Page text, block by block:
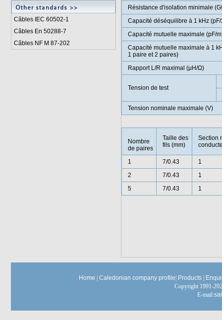
Câbles IEC 60502-1
Câbles En 50288-7
Câbles NF M 87-202
Résistance d'isolation minimale
Capacité déséquilibre à 1 kHz
Capacité mutuelle maximale (pF/
Capacité mutuelle maximale à 1
1 paire et 2 paires)
Rapport L/R maximal (μH/Ω)
Tension de test
Tension nominale maximale (V)
Nombre
de paires
Taille des
fils (mm)
Section
1 7/0.43
1
2
7/0.43
1
5
7/0.43 1
Home Caledonian company profile Products
Copyright 1991-
E-mail: